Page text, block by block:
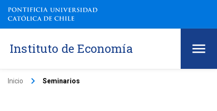
Instituto de Economía
Inicio keyboard_arrow_right Seminarios